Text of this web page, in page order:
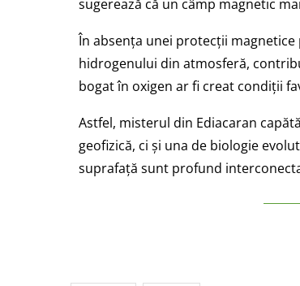
sugerează că un câmp magnetic
În absența unei protecții
hidrogenului din atmosferă,
bogat în oxigen ar fi creat condiții
Astfel, misterul din Ediacaran
geofizică, ci și una de biologie
suprafață sunt profund